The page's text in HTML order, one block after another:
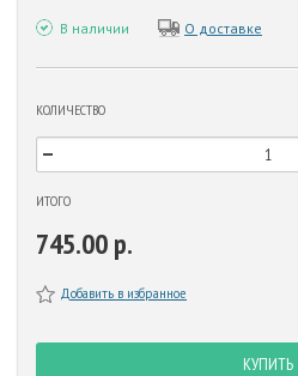
В наличии О доставке
КОЛИЧЕСТВО
ИТОГО
745.00 р.
Добавить в избранное
КУПИТЬ